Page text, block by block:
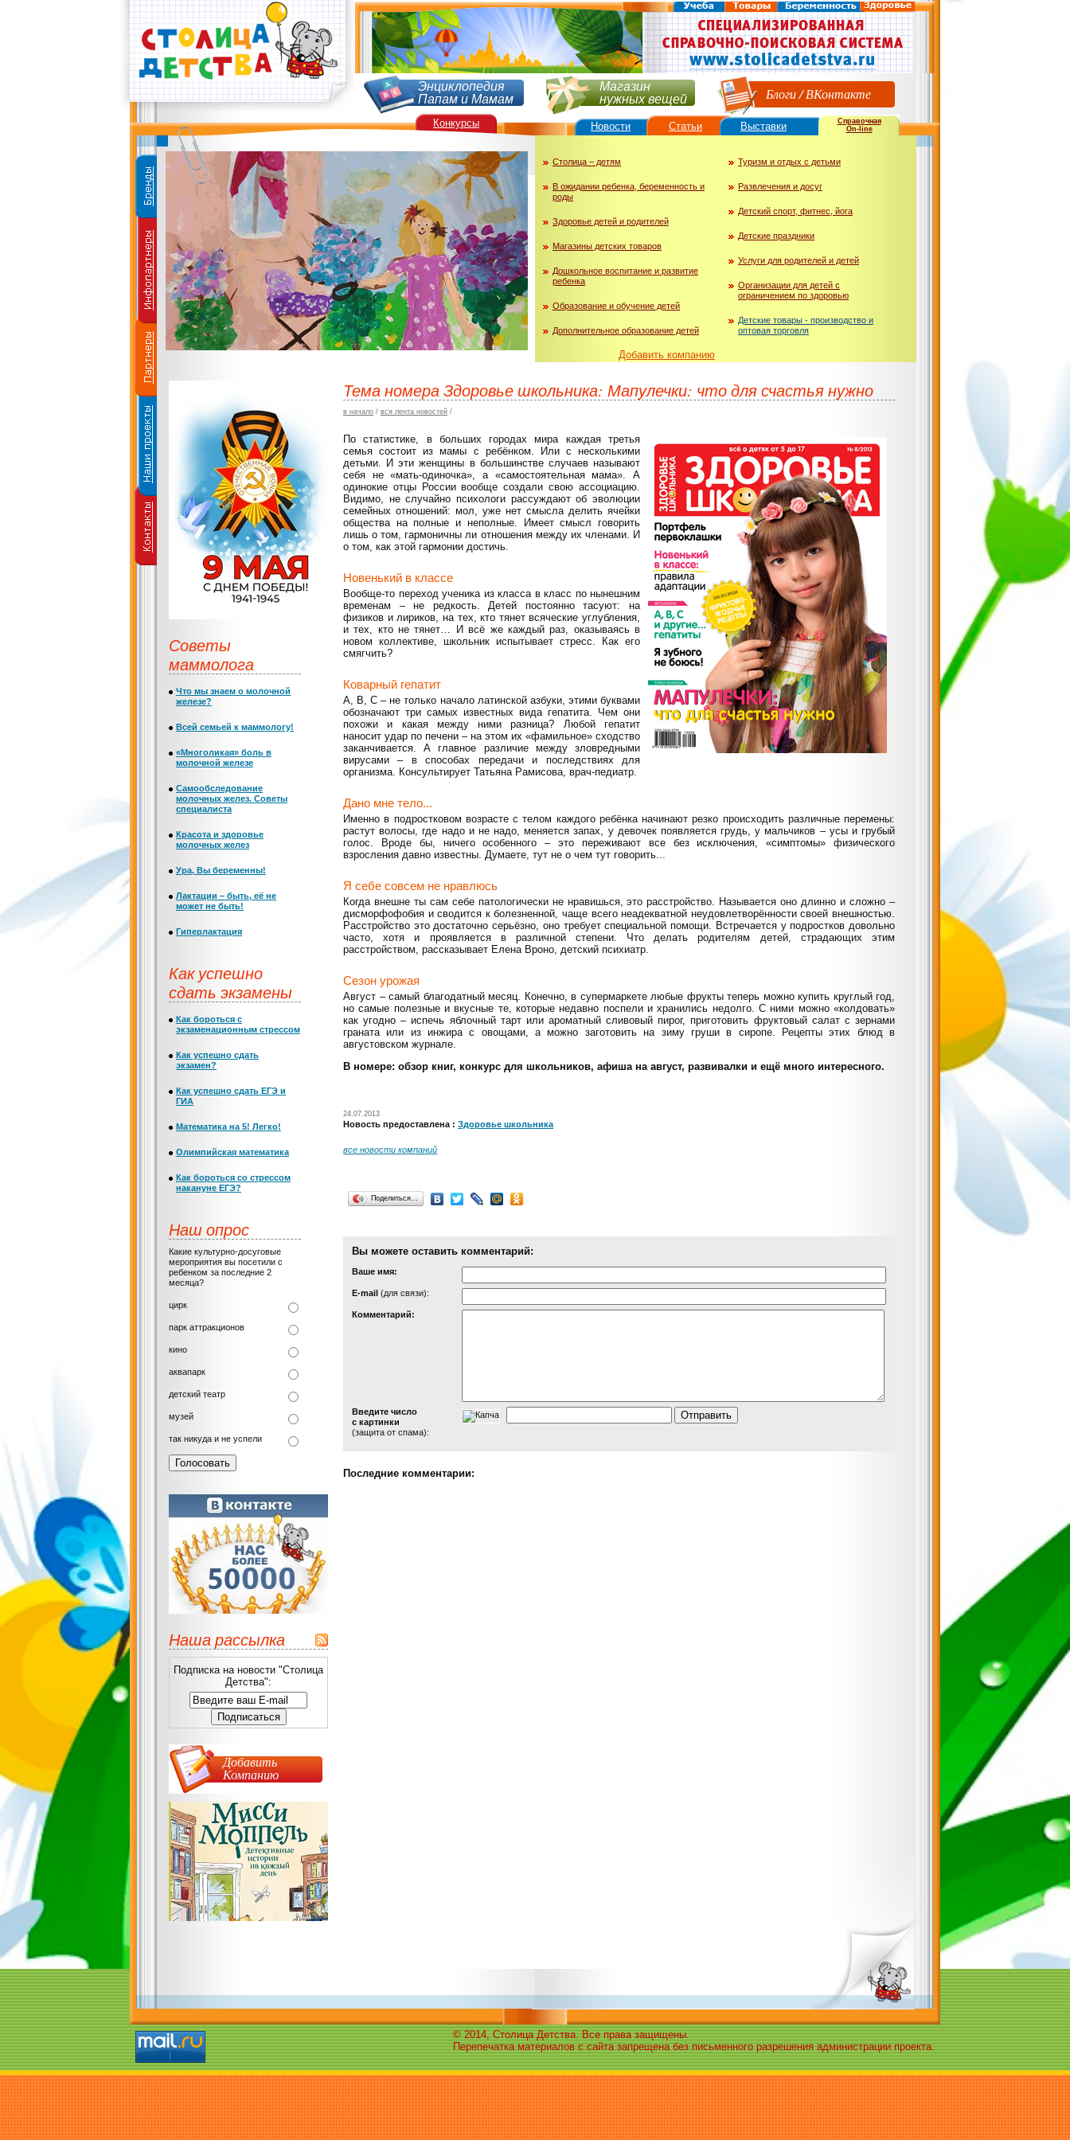
Энциклопедия
Папам и Мамам
Магазин
нужных вещей Блоги/ВКонтакте
Столица – детям
В ожидании ребенка, беременность и
роды
Здоровье детей и родителей
Магазины детских товаров
Дошкольное воспитание и развитие
ребенка
Образование и обучение детей
Дополнительное образование детей
Туризм и отдых с детьми
Развлечения и досуг
Детский спорт, фитнес, йога
Детские праздники
Услуги для родителей и детей
Организации для детей с
ограничением по здоровью
Детские товары - производство и
оптовая торговля
Добавить компанию
Справочная
On-line
Тема номера Здоровье школьника: Мапулечки: что для счастья нужно
в начало / вся лента новостей /
По статистике, в больших городах мира каждая третья
семья состоит из мамы с ребёнком. Или с несколькими
детьми. И эти женщины в большинстве случаев называют
себя не «мать-одиночка», а «самостоятельная мама». А
одинокие отцы России вообще создали свою ассоциацию.
Видимо, не случайно психологи рассуждают об эволюции
семейных отношений: мол, уже нет смысла делить ячейки
общества на полные и неполные. Имеет смысл говорить
лишь о том, гармоничны ли отношения между их членами. И
о том, как этой гармонии достичь.
Новенький в классе
Вообще-то переход ученика из класса в класс по нынешним
временам – не редкость. Детей постоянно тасуют: на
физиков и лириков, на тех, кто тянет всяческие углубления,
и тех, кто не тянет… И всё же каждый раз, оказываясь в
новом коллективе, школьник испытывает стресс. Как его
смягчить?
Коварный гепатит
А, В, С – не только начало латинской азбуки, этими буквами
обозначают три самых известных вида гепатита. Чем они
похожи и какая между ними разница? Любой гепатит
наносит удар по печени – на этом их «фамильное» сходство
заканчивается. А главное различие между зловредными
вирусами – в способах передачи и последствиях для
организма. Консультирует Татьяна Рамисова, врач-педиатр.
Дано мне тело...
Именно в подростковом возрасте с телом каждого ребёнка начинают резко происходить различные перемены:
растут волосы, где надо и не надо, меняется запах, у девочек появляется грудь, у мальчиков – усы и грубый
голос. Вроде бы, ничего особенного – это переживают все без исключения, «симптомы» физического
взросления давно известны. Думаете, тут не о чем тут говорить...
Я себе совсем не нравлюсь
Когда внешне ты сам себе патологически не нравишься, это расстройство. Называется оно длинно и сложно –
дисморфофобия и сводится к болезненной, чаще всего неадекватной неудовлетворённости своей внешностью.
Расстройство это достаточно серьёзно, оно требует специальной помощи. Встречается у подростков довольно
часто, хотя и проявляется в различной степени. Что делать родителям детей, страдающих этим
расстройством, рассказывает Елена Вроно, детский психиатр.
Сезон урожая
Август – самый благодатный месяц. Конечно, в супермаркете любые фрукты теперь можно купить круглый год,
но самые полезные и вкусные те, которые недавно поспели и хранились недолго. С ними можно «колдовать»
как угодно – испечь яблочный тарт или ароматный сливовый пирог, приготовить фруктовый салат с зернами
граната или из инжира с овощами, а можно заготовить на зиму груши в сиропе. Рецепты этих блюд в
августовском журнале.
В номере: обзор книг, конкурс для школьников, афиша на август, развивалки и ещё много интересного.
24.07.2013
Новость предоставлена : Здоровье школьника
все новости компаний
Поделиться…
Вы можете оставить комментарий:
Ваше имя:
Е-mail (для связи):
Комментарий:
Введите число
с картинки
(защита от спама):
Последние комментарии:
Советы
маммолога
Что мы знаем о молочной
железе?
Всей семьей к маммологу!
«Многоликая» боль в
молочной железе
Самообследование
молочных желез. Советы
специалиста
Красота и здоровье
молочных желез
Ура, Вы беременны!
Лактации – быть, её не
может не быть!
Гиперлактация
Как успешно
сдать экзамены
Как бороться с
экзаменационным стрессом
Как успешно сдать
экзамен?
Как успешно сдать ЕГЭ и
ГИА
Математика на 5! Легко!
Олимпийская математика
Как бороться со стрессом
накануне ЕГЭ?
Наш опрос
Какие культурно-досуговые
мероприятия вы посетили с
ребенком за последние 2
месяца?
цирк
парк аттракционов
кино
аквапарк
детский театр
музей
так никуда и не успели
Наша рассылка
Подписка на новости "Столица
Детства":
Добавить
Компанию
Конкурсы Новости Статьи Выставки
© 2014, Столица Детства. Все права защищены.
Перепечатка материалов с сайта запрещена без письменного разрешения администрации проекта.